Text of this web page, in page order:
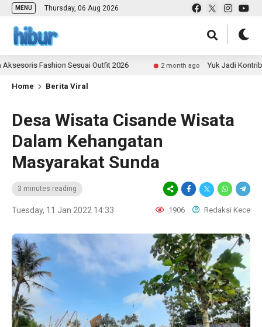
MENU Thursday, 06 Aug 2026
Fashion Sesuai Outfit 2026 2 month ago Yuk Jadi Kontributor
Home Berita Viral
Desa Wisata Cisande Wisata
Dalam Kehangatan
Masyarakat Sunda
3 minutes reading
Tuesday, 11 Jan 2022 14:33 1906 Redaksi Kece